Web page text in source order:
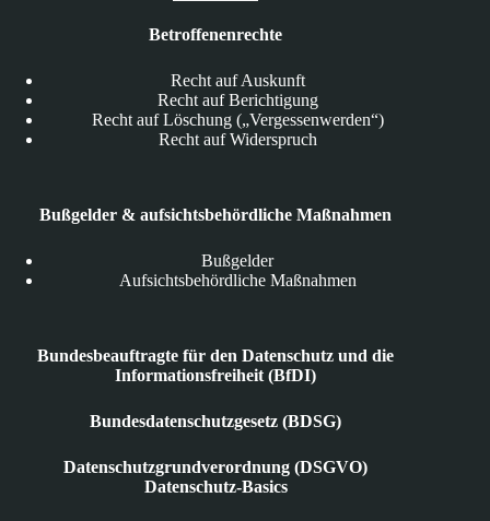
Betroffenenrechte
Recht auf Auskunft
Recht auf Berichtigung
Recht auf Löschung („Vergessenwerden“)
Recht auf Widerspruch
Bußgelder & aufsichtsbehördliche Maßnahmen
Bußgelder
Aufsichtsbehördliche Maßnahmen
Bundesbeauftragte für den Datenschutz und die
Informationsfreiheit (BfDI)
Bundesdatenschutzgesetz (BDSG)
Datenschutzgrundverordnung (DSGVO)
Datenschutz-Basics